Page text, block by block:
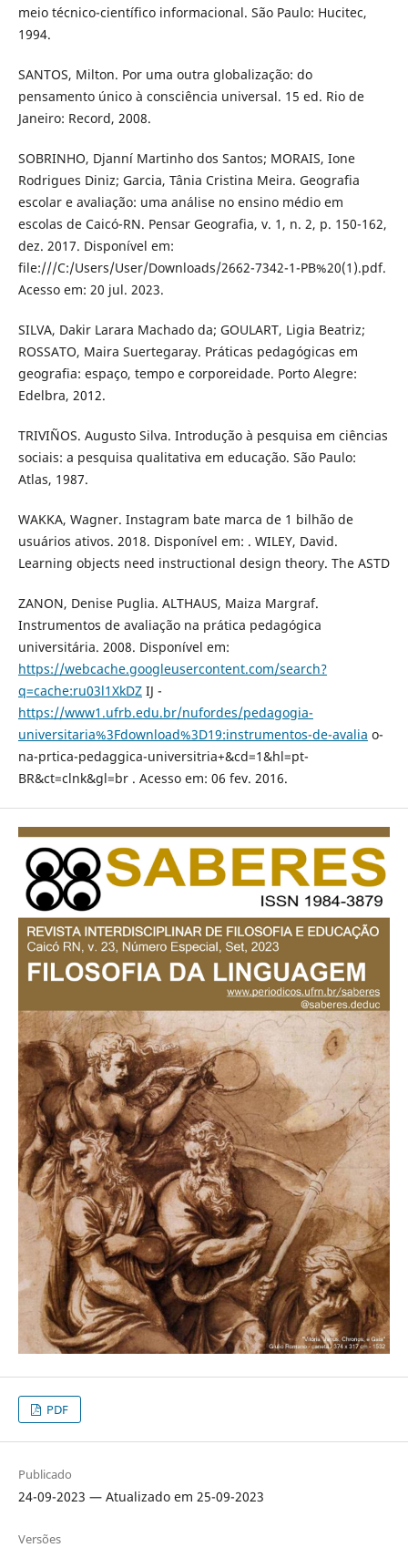
meio técnico-científico informacional. São Paulo: Hucitec,
1994.
SANTOS, Milton. Por uma outra globalização: do
pensamento único à consciência universal. 15 ed. Rio de
Janeiro: Record, 2008.
SOBRINHO, Djanní Martinho dos Santos; MORAIS, Ione
Rodrigues Diniz; Garcia, Tânia Cristina Meira. Geografia
escolar e avaliação: uma análise no ensino médio em
escolas de Caicó-RN. Pensar Geografia, v. 1, n. 2, p. 150-162,
dez. 2017. Disponível em:
file:///C:/Users/User/Downloads/2662-7342-1-PB%20(1).pdf.
Acesso em: 20 jul. 2023.
SILVA, Dakir Larara Machado da; GOULART, Ligia Beatriz;
ROSSATO, Maira Suertegaray. Práticas pedagógicas em
geografia: espaço, tempo e corporeidade. Porto Alegre:
Edelbra, 2012.
TRIVIÑOS. Augusto Silva. Introdução à pesquisa em ciências
sociais: a pesquisa qualitativa em educação. São Paulo:
Atlas, 1987.
WAKKA, Wagner. Instagram bate marca de 1 bilhão de
usuários ativos. 2018. Disponível em: . WILEY, David.
Learning objects need instructional design theory. The ASTD
ZANON, Denise Puglia. ALTHAUS, Maiza Margraf.
Instrumentos de avaliação na prática pedagógica
universitária. 2008. Disponível em:
https://webcache.googleusercontent.com/search?
q=cache:ru03l1XkDZIJ -
https://www1.ufrb.edu.br/nufordes/pedagogia-
universitaria%3Fdownload%3D19:instrumentos-de-avalia o-
na-prtica-pedaggica-universitria+&cd=1&hl=pt-
BR&ct=clnk&gl=br . Acesso em: 06 fev. 2016.
PDF
Publicado
24-09-2023 — Atualizado em 25-09-2023
Versões